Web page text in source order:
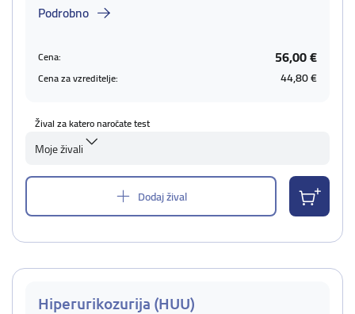
Podrobno
Cena: 56,00 €
Cena za vzreditelje: 44,80 €
Žival za katero naročate test
Moje živali
Dodaj žival
Hiperurikozurija (HUU)